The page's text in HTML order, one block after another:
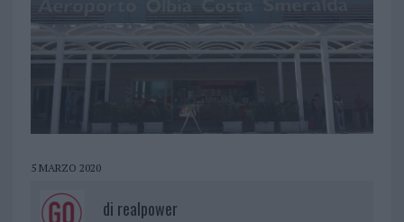
5 MARZO 2020
di realpower